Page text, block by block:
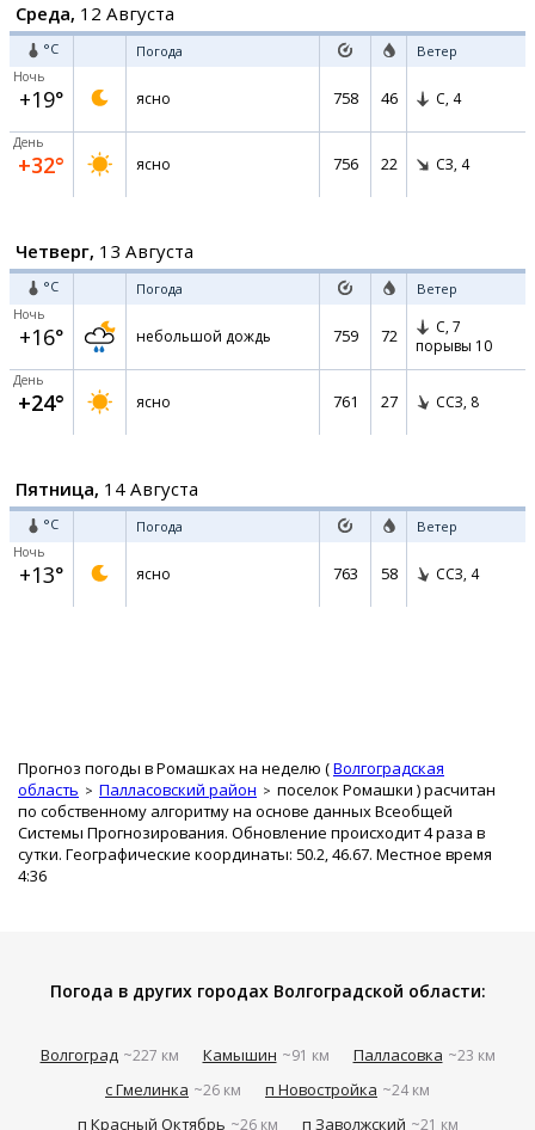
Среда, 12 Августа
°C Погода Ветер
Ночь
+19° ясно 758 46 С, 4
День
+32° ясно 756 22 СЗ, 4
Четверг, 13 Августа
°C Погода Ветер
Ночь
+16° небольшой дождь 759 72 С, 7
порывы 10
День
+24° ясно 761 27 ССЗ, 8
Пятница, 14 Августа
°C Погода Ветер
Ночь
+13° ясно 763 58 ССЗ, 4
Прогноз погоды в Ромашках на неделю (Волгоградская
область
Палласовский район поселок Ромашки ) расчитан
по собственному алгоритму на основе данных Всеобщей
Системы Прогнозирования. Обновление происходит 4 раза в
сутки. Географические координаты: 50.2, 46.67. Местное время
4:36
Погода в других городах Волгоградской области:
Волгоград ~227 км Камышин ~91 км Палласовка ~23 км
с Гмелинка ~26 км п Новостройка ~24 км
п Красный Октябрь ~26 км п Заволжский ~21 км